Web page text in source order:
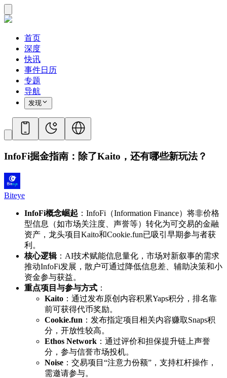
首页
深度
快讯
事件日历
专题
导航
发现
InfoFi掘金指南：除了Kaito，还有哪些新玩法？
Biteye
InfoFi概念崛起 ：InfoFi（Information Finance）将非价格
型信息（如市场关注度、声誉等）转化为可交易的金融
资产，龙头项目Kaito和Cookie.fun已吸引早期参与者获
利。
核心逻辑：AI技术赋能信息量化，市场对新叙事的需求
推动InfoFi发展，散户可通过降低信息差、辅助决策和小
资金参与获益。
重点项目与参与方式 ：
Kaito ：通过发布原创内容积累Yaps积分，排名靠
前可获得代币奖励。
Cookie.fun ：发布指定项目相关内容赚取Snaps积
分，开放性较高。
Ethos Network ：通过评价和担保提升链上声誉
分，参与信誉市场投机。
Noise ：交易项目“注意力份额”，支持杠杆操作，
需邀请参与。